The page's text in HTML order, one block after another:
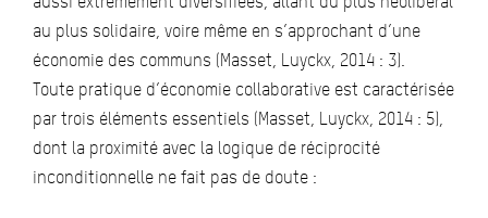
au plus solidaire, voire même en s’approchant d’une
économie des communs (Masset, Luyckx, 2014 : 3).
Toute pratique d’économie collaborative est caractérisée
par trois éléments essentiels (Masset, Luyckx, 2014 : 5),
dont la proximité avec la logique de réciprocité
inconditionnelle ne fait pas de doute :